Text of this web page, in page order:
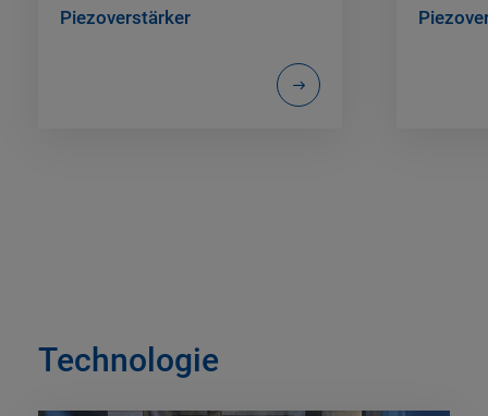
Piezoverstärker
Technologie